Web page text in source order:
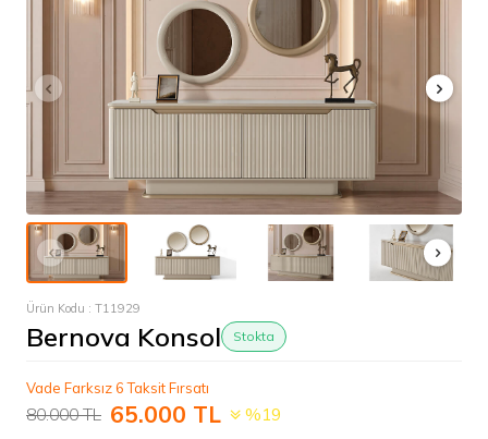
Ürün Kodu : T11929
Bernova Konsol Stokta
Vade Farksız 6 Taksit Fırsatı
80.000TL 65.000 TL %19